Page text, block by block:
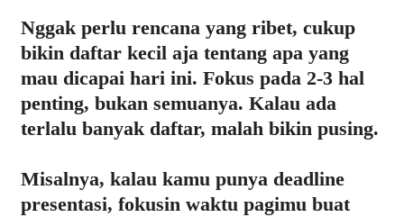
Nggak perlu rencana yang ribet, cukup
bikin daftar kecil aja tentang apa yang
mau dicapai hari ini. Fokus pada 2-3 hal
penting, bukan semuanya. Kalau ada
terlalu banyak daftar, malah bikin pusing.
Misalnya, kalau kamu punya deadline
presentasi, fokusin waktu pagimu buat